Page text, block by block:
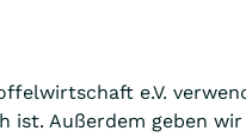
e.V.
Außerdem geben